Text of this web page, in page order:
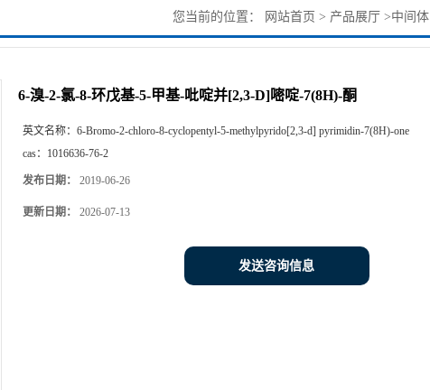
您当前的位置： 网站首页 > 产品展厅 >中间体
6-溴-2-氯-8-环戊基-5-甲基-吡啶并[2,3-D]嘧啶-7(8H)-酮
英文名称： 6-Bromo-2-chloro-8-cyclopentyl-5-methylpyrido[2,3-d] pyrimidin-7(8H)-one
cas： 1016636-76-2
发布日期： 2019-06-26
更新日期： 2026-07-13
发送咨询信息